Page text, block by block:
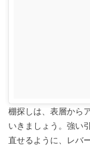
棚探しは、表層から
いきましょう。強い
直せるように、レバ